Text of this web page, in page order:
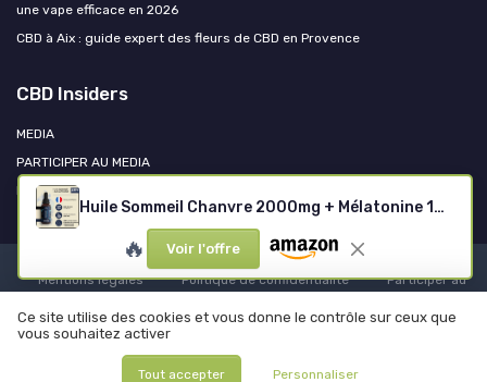
Huile Sommeil Chanvre 2000mg + Mélatonine 10ml
🔥 Voir l'offre
une vape efficace en 2026
CBD à Aix : guide expert des fleurs de CBD en Provence
CBD Insiders
MEDIA
PARTICIPER AU MEDIA
RELATION PRESSE
Mentions légales Politique de confidentialité
Participer au
© CBD Insiders 2026
Ce site utilise des cookies et vous donne le contrôle sur ceux que
vous souhaitez activer
Tout accepter Personnaliser